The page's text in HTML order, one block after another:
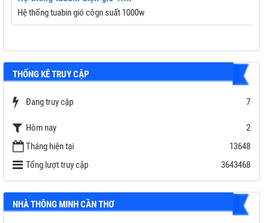
Hệ thống tuabin gió côgn suất 1000w
THỐNG KÊ TRUY CẬP
Đang truy cập 7
Hôm nay
2
Tháng hiện tại
13648
Tổng lượt truy cập
3643468
NHÀ THÔNG MINH CẦN THƠ